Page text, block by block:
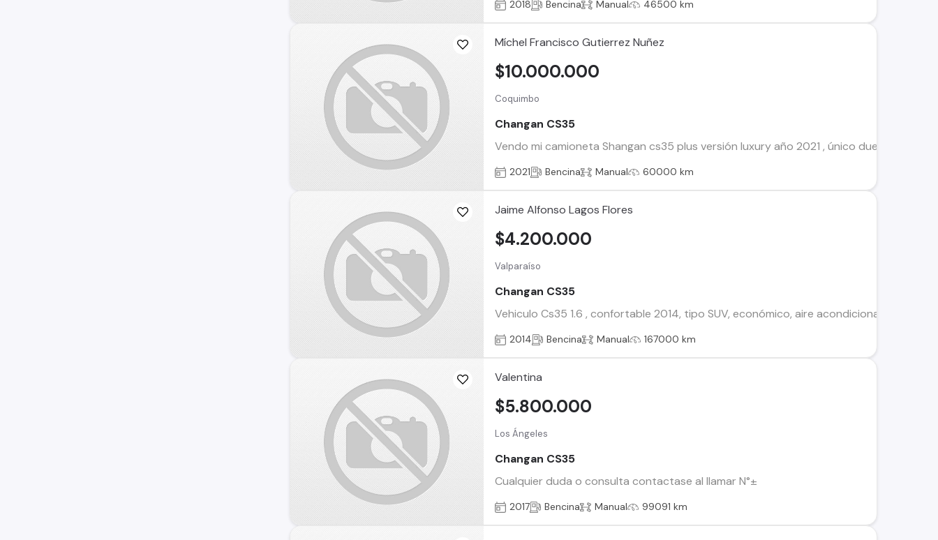
2018 Bencina Manual 46500 km
Míchel Francisco Gutierrez Nuñez
Coquimbo
Changan CS35
Vendo mi camioneta Shangan cs35 plus versión luxury año 2021 , único dueño ,
$10.000.000
2021 Bencina Manual 60000 km
Jaime Alfonso Lagos Flores
Valparaíso
Changan CS35
Vehiculo Cs35 1.6 , confortable 2014, tipo SUV, económico, aire acondicionado,
$4.200.000
2014 Bencina Manual 167000 km
Valentina
Los Ángeles
Changan CS35
Cualquier duda o consulta contactase al llamar N°±
$5.800.000
2017 Bencina Manual 99091 km